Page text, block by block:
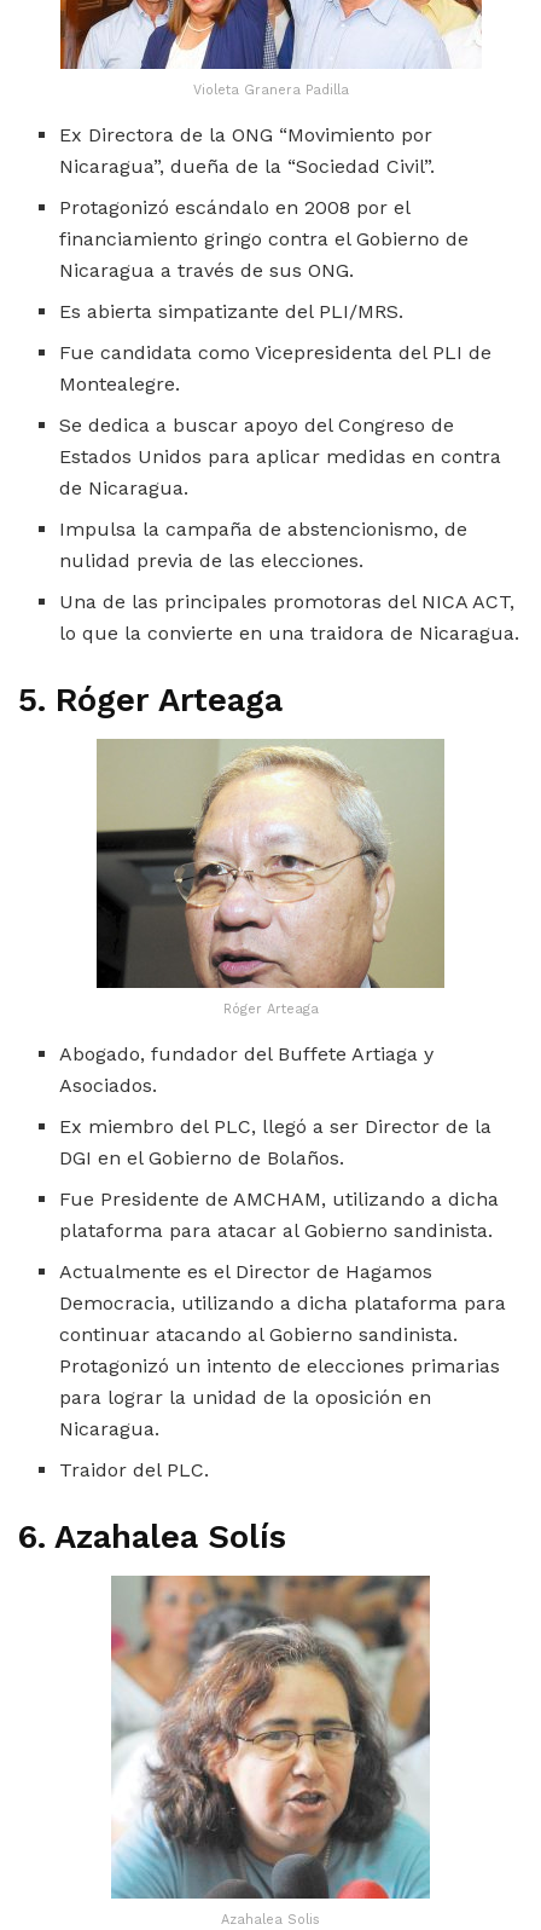
Violeta Granera Padilla
Ex Directora de la ONG “Movimiento por
Nicaragua”, dueña de la “Sociedad Civil”.
Protagonizó escándalo en 2008 por el
financiamiento gringo contra el Gobierno de
Nicaragua a través de sus ONG.
Es abierta simpatizante del PLI/MRS.
Fue candidata como Vicepresidenta del PLI de
Montealegre.
Se dedica a buscar apoyo del Congreso de
Estados Unidos para aplicar medidas en contra
de Nicaragua.
Impulsa la campaña de abstencionismo, de
nulidad previa de las elecciones.
Una de las principales promotoras del NICA ACT,
lo que la convierte en una traidora de Nicaragua.
5. Róger Arteaga
Róger Arteaga
Abogado, fundador del Buffete Artiaga y
Asociados.
Ex miembro del PLC, llegó a ser Director de la
DGI en el Gobierno de Bolaños.
Fue Presidente de AMCHAM, utilizando a dicha
plataforma para atacar al Gobierno sandinista.
Actualmente es el Director de Hagamos
Democracia, utilizando a dicha plataforma para
continuar atacando al Gobierno sandinista.
Protagonizó un intento de elecciones primarias
para lograr la unidad de la oposición en
Nicaragua.
Traidor del PLC.
6. Azahalea Solís
Azahalea Solis